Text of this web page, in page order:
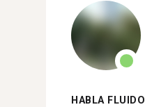
HABLA FLUIDO